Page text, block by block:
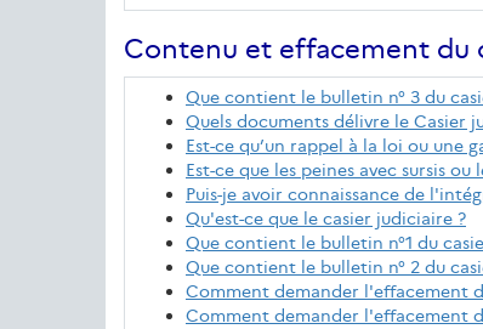
Contenu et effacement du
Que contient le bulletin n° 3 du
Quels documents délivre le Casier
Est-ce qu’un rappel à la loi ou une
Est-ce que les peines avec sursis
Puis-je avoir connaissance de
Qu'est-ce que le casier judiciaire ?
Que contient le bulletin n°1 du
Que contient le bulletin n° 2 du
Comment demander l'effacement
Comment demander l'effacement